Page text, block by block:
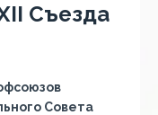
Съезда
Совета